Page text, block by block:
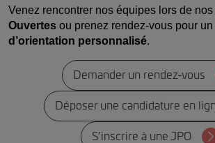
Venez rencontrer nos équipes lors de nos
Ouvertes ou prenez rendez-vous pour un
d’orientation personnalisé.
Demander un rendez-vous
Déposer une candidature en
S’inscrire à une JPO